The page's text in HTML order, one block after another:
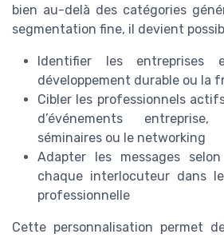
bien au-delà des catégories
segmentation fine, il devient
Identifier les entreprises
développement durable ou la
Cibler les professionnels
d’événements
séminaires ou le networking
Adapter les messages
chaque interlocuteur dans
professionnelle
Cette personnalisation permet